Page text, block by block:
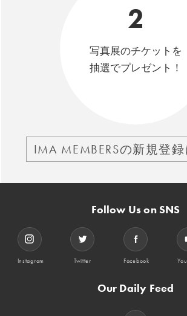
2
写真展のチケットを
抽選でプレゼント！
IMA MEMBERSの新規登
Follow Us on SNS
Instagram Twitter Facebook
Our Daily Feed